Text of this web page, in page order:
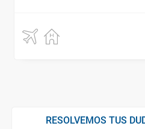
RESOLVEMOS TUS